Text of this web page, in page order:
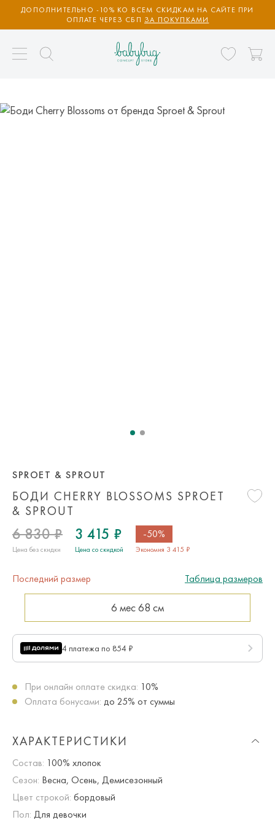
ДОПОЛНИТЕЛЬНО -10% КО ВСЕМ СКИДКАМ НА САЙТЕ ПРИ
ОПЛАТЕ ЧЕРЕЗ СБП ЗА ПОКУПКАМИ
БОДИ CHERRY BLOSSOMS SPROET
& SPROUT
SPROET & SPROUT
6 830 ₽
Цена без скидки
3 415 ₽
Цена со скидкой
-50%
Экономия 3 415 ₽
Последний размер Таблица размеров
6 мес68 см
4 платежа по 854 ₽
При онлайн оплате скидка: 10%
Оплата бонусами: до 25% от суммы
ХАРАКТЕРИСТИКИ
Состав: 100% хлопок
Сезон: Весна, Осень, Демисезонный
Цвет строкой: бордовый
Пол: Для девочки